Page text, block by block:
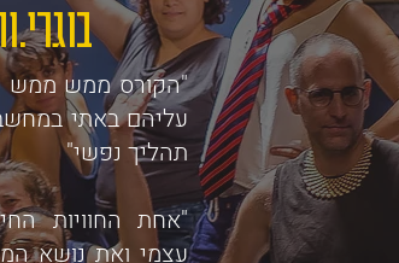
"הקורס ממש ממש
עליהםבאתי
תהליך נפשי"
"אחת החוויות
עצמי ואת נושא